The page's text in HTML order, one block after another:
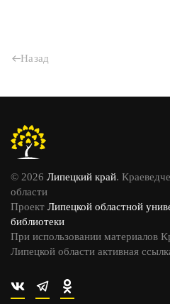
Назад
© 2026 Липецкий край.
области
Проект Липецкой областной
библиотеки
При использовании материалов
Липецкой области активная